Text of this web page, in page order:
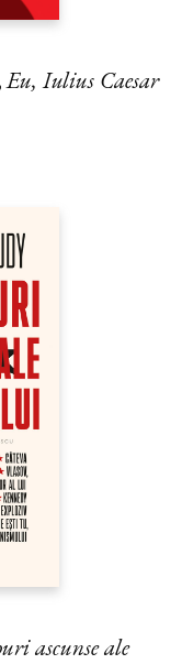
Eu, Iulius Caesar
ascunse ale